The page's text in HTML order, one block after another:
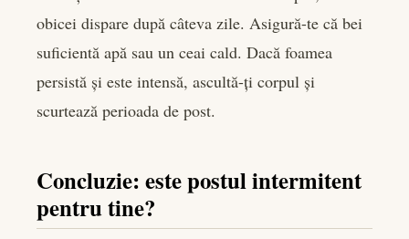
obicei dispare după câteva zile. Asigură-te că bei
suficientă apă sau un ceai cald. Dacă foamea
persistă și este intensă, ascultă-ți corpul și
scurtează perioada de post.
Concluzie: este postul intermitent
pentru tine?